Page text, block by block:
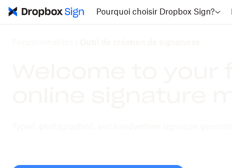
Pourquoi choisir Dropbox Sign?